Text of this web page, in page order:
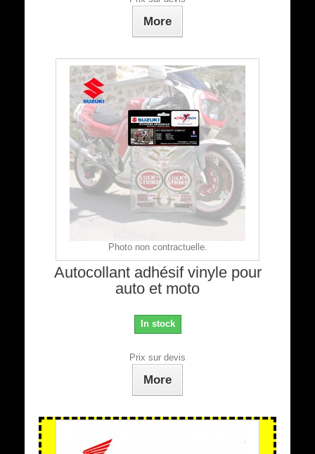
More
Photo non contractuelle.
Autocollant adhésif vinyle pour
auto et moto
In stock
Prix sur devis
More